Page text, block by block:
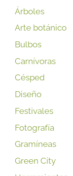
Árboles
Arte botánico
Bulbos
Carnívoras
Césped
Diseño
Festivales
Fotografía
Gramíneas
Green City